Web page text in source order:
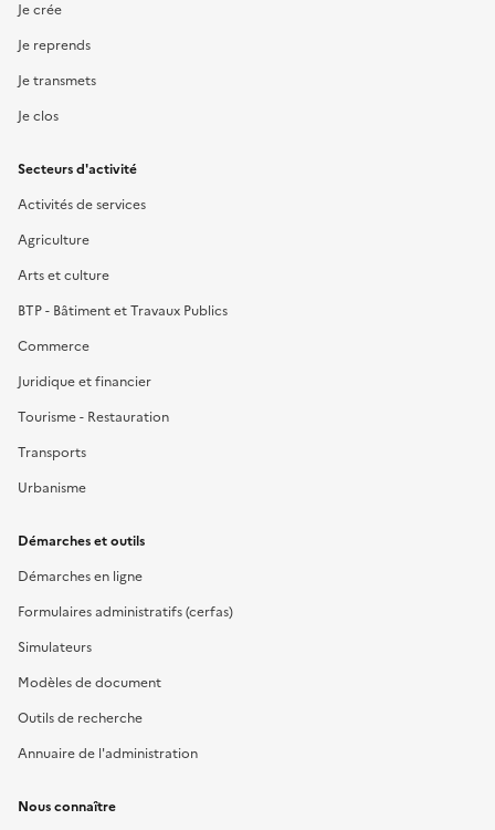
Je crée
Je reprends
Je transmets
Je clos
Secteurs d'activité
Activités de services
Agriculture
Arts et culture
BTP - Bâtiment et Travaux Publics
Commerce
Juridique et financier
Tourisme - Restauration
Transports
Urbanisme
Démarches et outils
Démarches en ligne
Formulaires administratifs (cerfas)
Simulateurs
Modèles de document
Outils de recherche
Annuaire de l'administration
Nous connaître